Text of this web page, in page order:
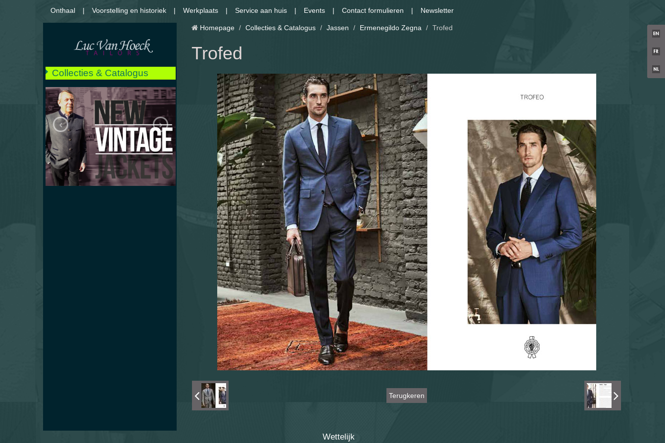
Onthaal Voorstelling en historiek Werkplaats Service aan huis Events Contact formulieren Newsletter
Collecties & Catalogus
** NIEUW **
Kostuum
Jassen
Mantels
Jekkers
Regenjas
Broeken & Jeans
Hemden
‹ ›
Homepage / Collecties & Catalogus / Jassen / Ermenegildo Zegna / Trofed
Trofed
Terugkeren
Wettelijk